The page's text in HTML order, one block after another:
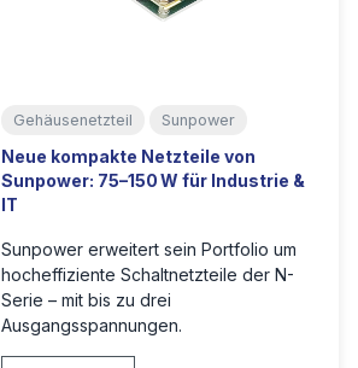
Gehäusenetzteil Sunpower
Neue kompakte Netzteile von
Sunpower: 75–150 W für Industrie &
IT
Sunpower erweitert sein Portfolio um
hocheffiziente Schaltnetzteile der N-
Serie – mit bis zu drei
Ausgangsspannungen.